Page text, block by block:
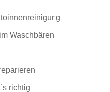
Waschbären
richtig